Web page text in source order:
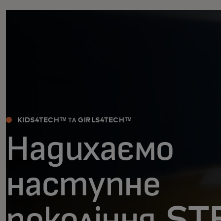
KIDS4TECHᵀᴹ ТА GIRLS4TECHᵀᴹ
Надихаємо
наступне